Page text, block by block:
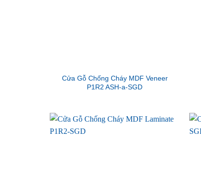
Cửa Gỗ Chống Cháy MDF Veneer
P1R2 ASH-a-SGD